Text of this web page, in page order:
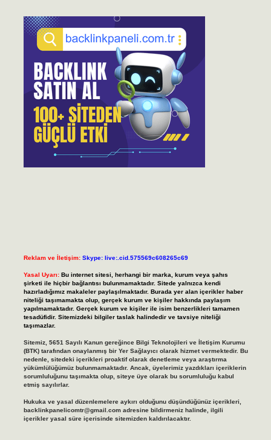
Reklam ve İletişim: Skype: live:.cid.575569c608265c69
Yasal Uyarı: Bu internet sitesi, herhangi bir marka, kurum veya şahıs
şirketi ile hiçbir bağlantısı bulunmamaktadır. Sitede yalnızca kendi
hazırladığımız makaleler paylaşılmaktadır. Burada yer alan içerikler haber
niteliği taşımamakta olup, gerçek kurum ve kişiler hakkında paylaşım
yapılmamaktadır. Gerçek kurum ve kişiler ile isim benzerlikleri tamamen
tesadüfidir. Sitemizdeki bilgiler taslak halindedir ve tavsiye niteliği
taşımazlar.
Sitemiz, 5651 Sayılı Kanun gereğince Bilgi Teknolojileri ve İletişim Kurumu
(BTK) tarafından onaylanmış bir Yer Sağlayıcı olarak hizmet vermektedir. Bu
nedenle, sitedeki içerikleri proaktif olarak denetleme veya araştırma
yükümlülüğümüz bulunmamaktadır. Ancak, üyelerimiz yazdıkları içeriklerin
sorumluluğunu taşımakta olup, siteye üye olarak bu sorumluluğu kabul
etmiş sayılırlar.
Hukuka ve yasal düzenlemelere aykırı olduğunu düşündüğünüz içerikleri,
backlinkpanelicomtr@gmail.comadresine bildirmeniz halinde, ilgili
içerikler yasal süre içerisinde sitemizden kaldırılacaktır.